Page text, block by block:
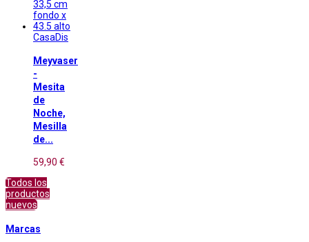
CasaDis
Meyvaser
-
Mesita
de
Noche,
Mesilla
de...
59,90 €
Todos los
productos
nuevos
Marcas